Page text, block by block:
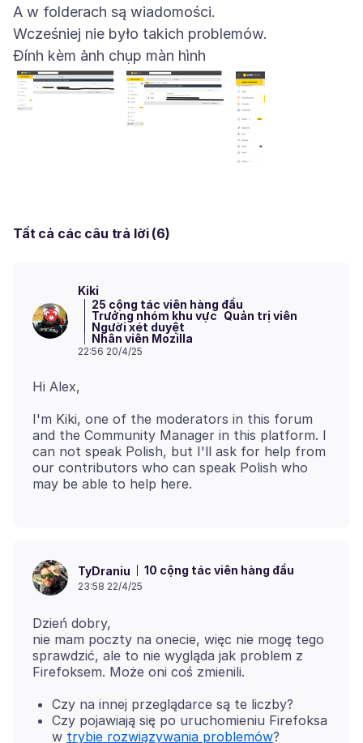
A w folderach są wiadomości.
Đính kèm ảnh chụp màn hình
Tất cả các câu trả lời (6)
Kiki
25 cộng tác viên hàng đầu
Trưởng nhóm khu vực Quản trị viên
Người xét duyệt
Nhân viên Mozilla
22:56 20/4/25
I'm Kiki, one of the moderators in this forum
and the Community Manager in this platform. I
can not speak Polish, but I'll ask for help from
our contributors who can speak Polish who
TyDraniu 10 cộng tác viên hàng đầu
23:58 22/4/25
Dzień dobry,
nie mam poczty na onecie, więc nie mogę tego
sprawdzić, ale to nie wygląda jak problem z
Czy na innej przeglądarce są te liczby?
Czy pojawiają się po uruchomieniu Firefoksa
w trybie rozwiązywania problemów?